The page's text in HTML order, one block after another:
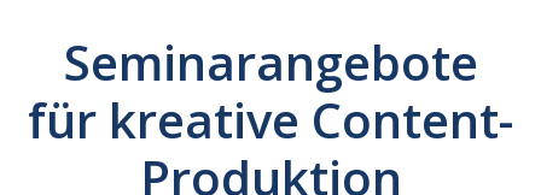
Seminarangebote
für kreative Content-
Produktion